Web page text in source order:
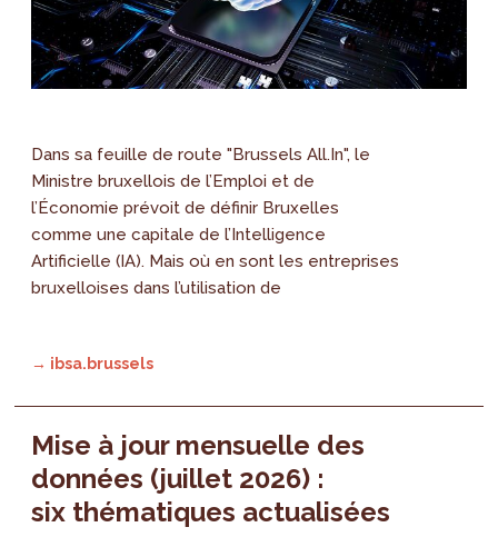
Dans sa feuille de route "Brussels All.In", le
Ministre bruxellois de l’Emploi et de
l’Économie prévoit de définir Bruxelles
comme une capitale de l’Intelligence
Artificielle (IA). Mais où en sont les entreprises
bruxelloises dans l’utilisation de
→ ibsa.brussels
Mise à jour mensuelle des
données (juillet 2026) :
six thématiques actualisées